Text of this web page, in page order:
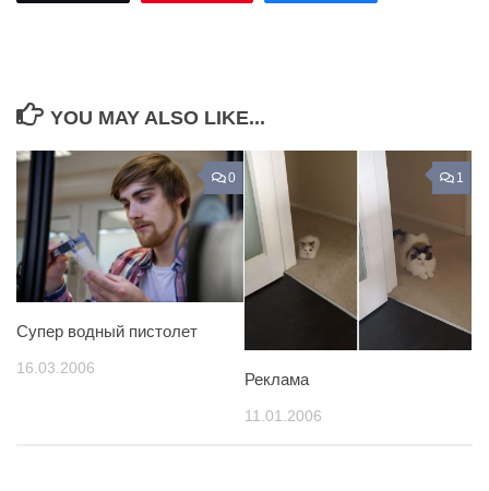
YOU MAY ALSO LIKE...
0
Супер водный пистолет
16.03.2006
1
Реклама
11.01.2006